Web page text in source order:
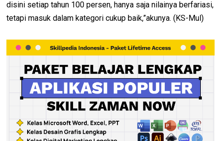
disini setiap tahun 100 persen, hanya saja nilainya berfariasi,
tetapi masuk dalam kategori cukup baik,”akunya. (KS-Mul)